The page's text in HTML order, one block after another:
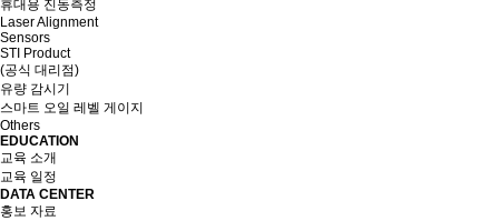
휴대용 진동측정
Laser Alignment
Sensors
STI Product
(공식 대리점)
유량 감시기
스마트 오일 레벨 게이지
Others
EDUCATION
교육 소개
교육 일정
DATA CENTER
홍보 자료